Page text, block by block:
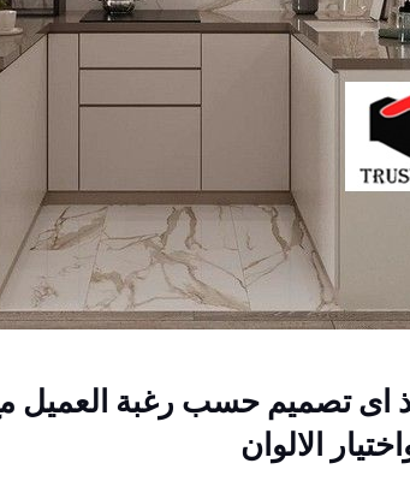
اى تصميم حسب رغبة العميل
الالوان